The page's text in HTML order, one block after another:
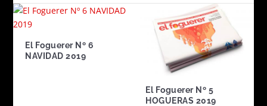
El Foguerer Nº 6
NAVIDAD 2019
El Foguerer Nº 5
HOGUERAS 2019